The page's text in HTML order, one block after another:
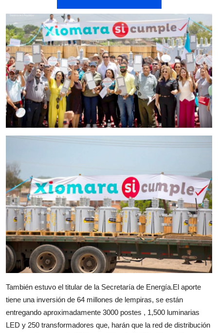
También estuvo el titular de la Secretaría de Energía.El aporte
tiene una inversión de 64 millones de lempiras, se están
entregando aproximadamente 3000 postes , 1,500 luminarias
LED y 250 transformadores que, harán que la red de distribución